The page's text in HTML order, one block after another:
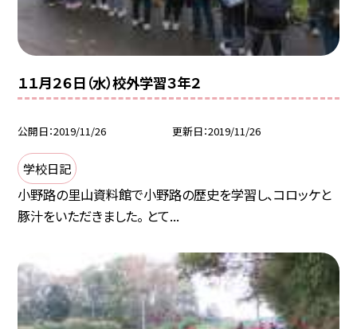
１１月２６日（水）校外学習３年２
公開日 2019/11/26 更新日 2019/11/26
学校日記
小野路の里山資料館で小野路の歴史を学習し、コロッケと
豚汁をいただきました。 とて...